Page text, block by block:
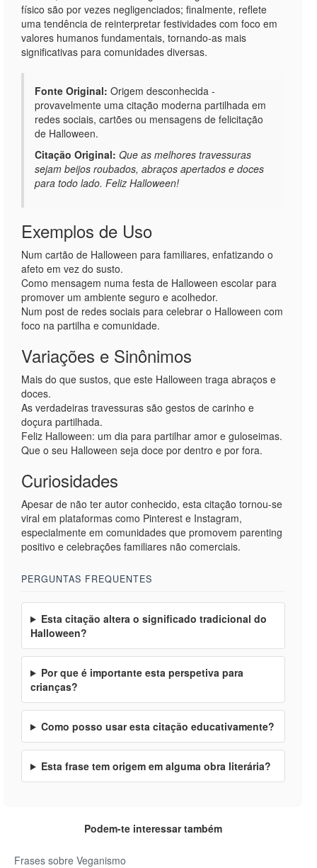
físico são por vezes negligenciados; finalmente, reflete
uma tendência de reinterpretar festividades com foco em
valores humanos fundamentais, tornando-as mais
significativas para comunidades diversas.
Fonte Original: Origem desconhecida -
provavelmente uma citação moderna partilhada em
redes sociais, cartões ou mensagens de felicitação
de Halloween.
Citação Original: Que as melhores travessuras
sejam beijos roubados, abraços apertados e doces
para todo lado. Feliz Halloween!
Exemplos de Uso
Num cartão de Halloween para familiares, enfatizando o
afeto em vez do susto.
Como mensagem numa festa de Halloween escolar para
promover um ambiente seguro e acolhedor.
Num post de redes sociais para celebrar o Halloween com
foco na partilha e comunidade.
Variações e Sinônimos
Mais do que sustos, que este Halloween traga abraços e
doces.
As verdadeiras travessuras são gestos de carinho e
doçura partilhada.
Feliz Halloween: um dia para partilhar amor e guloseimas.
Que o seu Halloween seja doce por dentro e por fora.
Curiosidades
Apesar de não ter autor conhecido, esta citação tornou-se
viral em plataformas como Pinterest e Instagram,
especialmente em comunidades que promovem parenting
positivo e celebrações familiares não comerciais.
PERGUNTAS FREQUENTES
Esta citação altera o significado tradicional do
Halloween?
Por que é importante esta perspetiva para
crianças?
Como posso usar esta citação educativamente?
Esta frase tem origem em alguma obra literária?
Podem-te interessar também
Frases sobre Veganismo